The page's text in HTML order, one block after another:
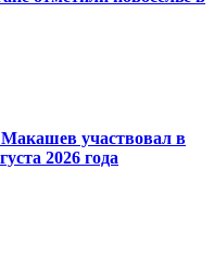
участвовал в
2026 года